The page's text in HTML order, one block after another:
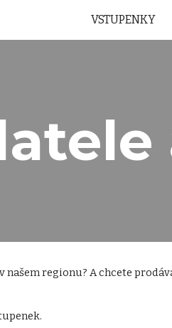
Skip to
VSTUPENKY
regionu? A chcete